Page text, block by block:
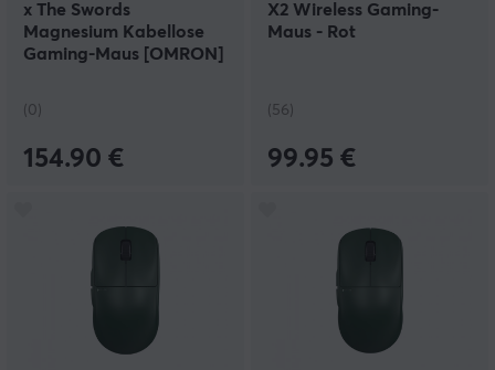
x The Swords
Magnesium Kabellose
Gaming-Maus [OMRON]
(0)
154.90 €
X2 Wireless Gaming-
Maus - Rot
(56)
99.95 €